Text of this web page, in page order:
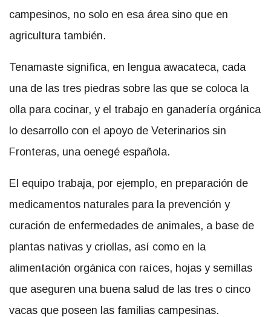
campesinos, no solo en esa área sino que en
agricultura también.
Tenamaste significa, en lengua awacateca, cada
una de las tres piedras sobre las que se coloca la
olla para cocinar, y el trabajo en ganadería orgánica
lo desarrollo con el apoyo de Veterinarios sin
Fronteras, una oenegé española.
El equipo trabaja, por ejemplo, en preparación de
medicamentos naturales para la prevención y
curación de enfermedades de animales, a base de
plantas nativas y criollas, así como en la
alimentación orgánica con raíces, hojas y semillas
que aseguren una buena salud de las tres o cinco
vacas que poseen las familias campesinas.